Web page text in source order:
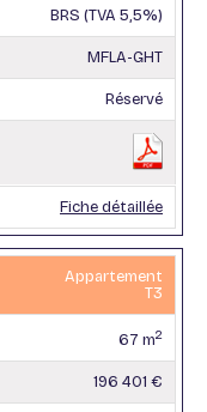
BRS (TVA 5,5%)
MFLA-GHT
Réservé
Fiche détaillée
Appartement
T3
67 m2
196 401 €